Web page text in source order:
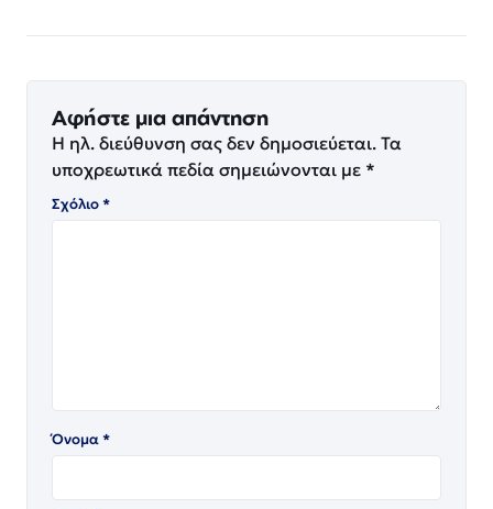
Αφήστε μια απάντηση
Η ηλ. διεύθυνση σας δεν δημοσιεύεται. Τα
υποχρεωτικά πεδία σημειώνονται με *
Σχόλιο*
Όνομα*